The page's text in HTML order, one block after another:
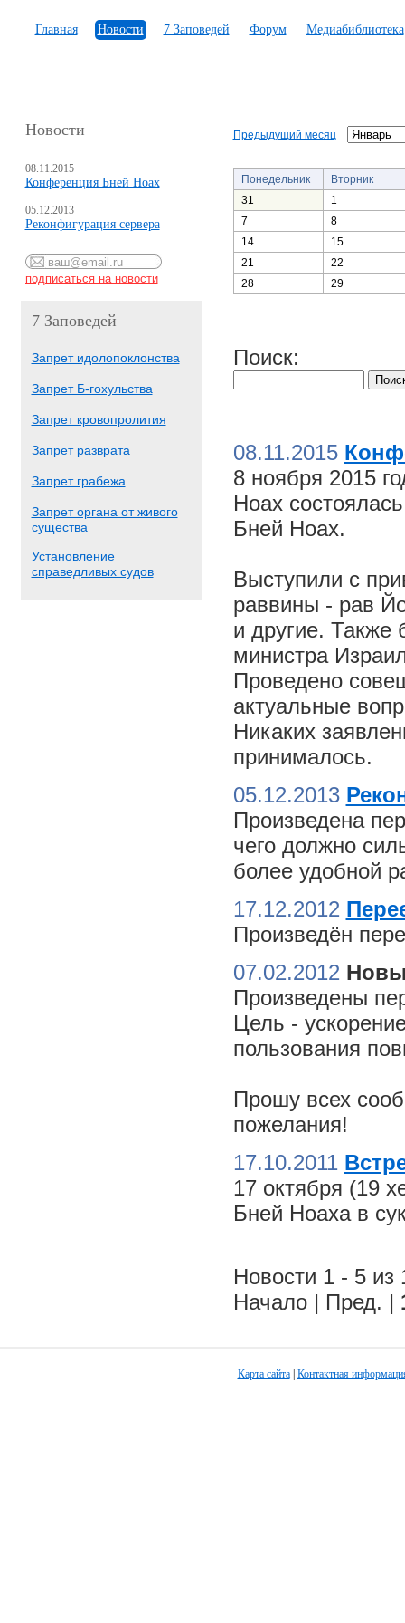
Главная Новости 7 Заповедей Форум Медиабиблиотека
Новости
08.11.2015
Конференция Бней Ноах
05.12.2013
Реконфигурация сервера
7 Заповедей
Запрет идолопоклонства
Запрет Б-гохульства
Запрет кровопролития
Запрет разврата
Запрет грабежа
Запрет органа от живого
существа
Установление
справедливых судов
Предыдущий месяц
Понедельник
Вторник
31
1
7
8
14
15
21
22
28
29
Поиск:
08.11.2015
8 ноября 2015
Ноах
Бней Ноах.
Выступили с
раввины - рав
и другие. Также
министра
Проведено
актуальные
Никаких
принималось.
05.12.2013
Произведена
чего должно
более удобной
17.12.2012
Произведён
07.02.2012
Произведены
Цель -
пользования
Прошу всех
пожелания!
17.10.2011
17 октября (19
Бней Ноаха в
Новости 1 - 5 из
Начало | Пред. |
Карта сайта| Контактная